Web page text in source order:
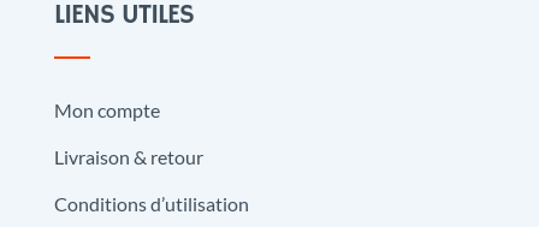
LIENS UTILES
Mon compte
Livraison & retour
Conditions d’utilisation